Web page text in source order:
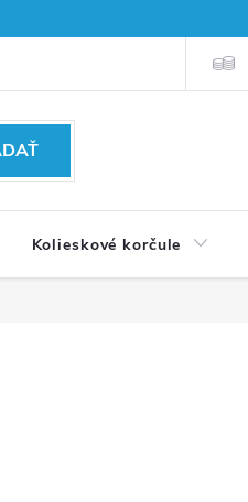
Kolieskové korčule